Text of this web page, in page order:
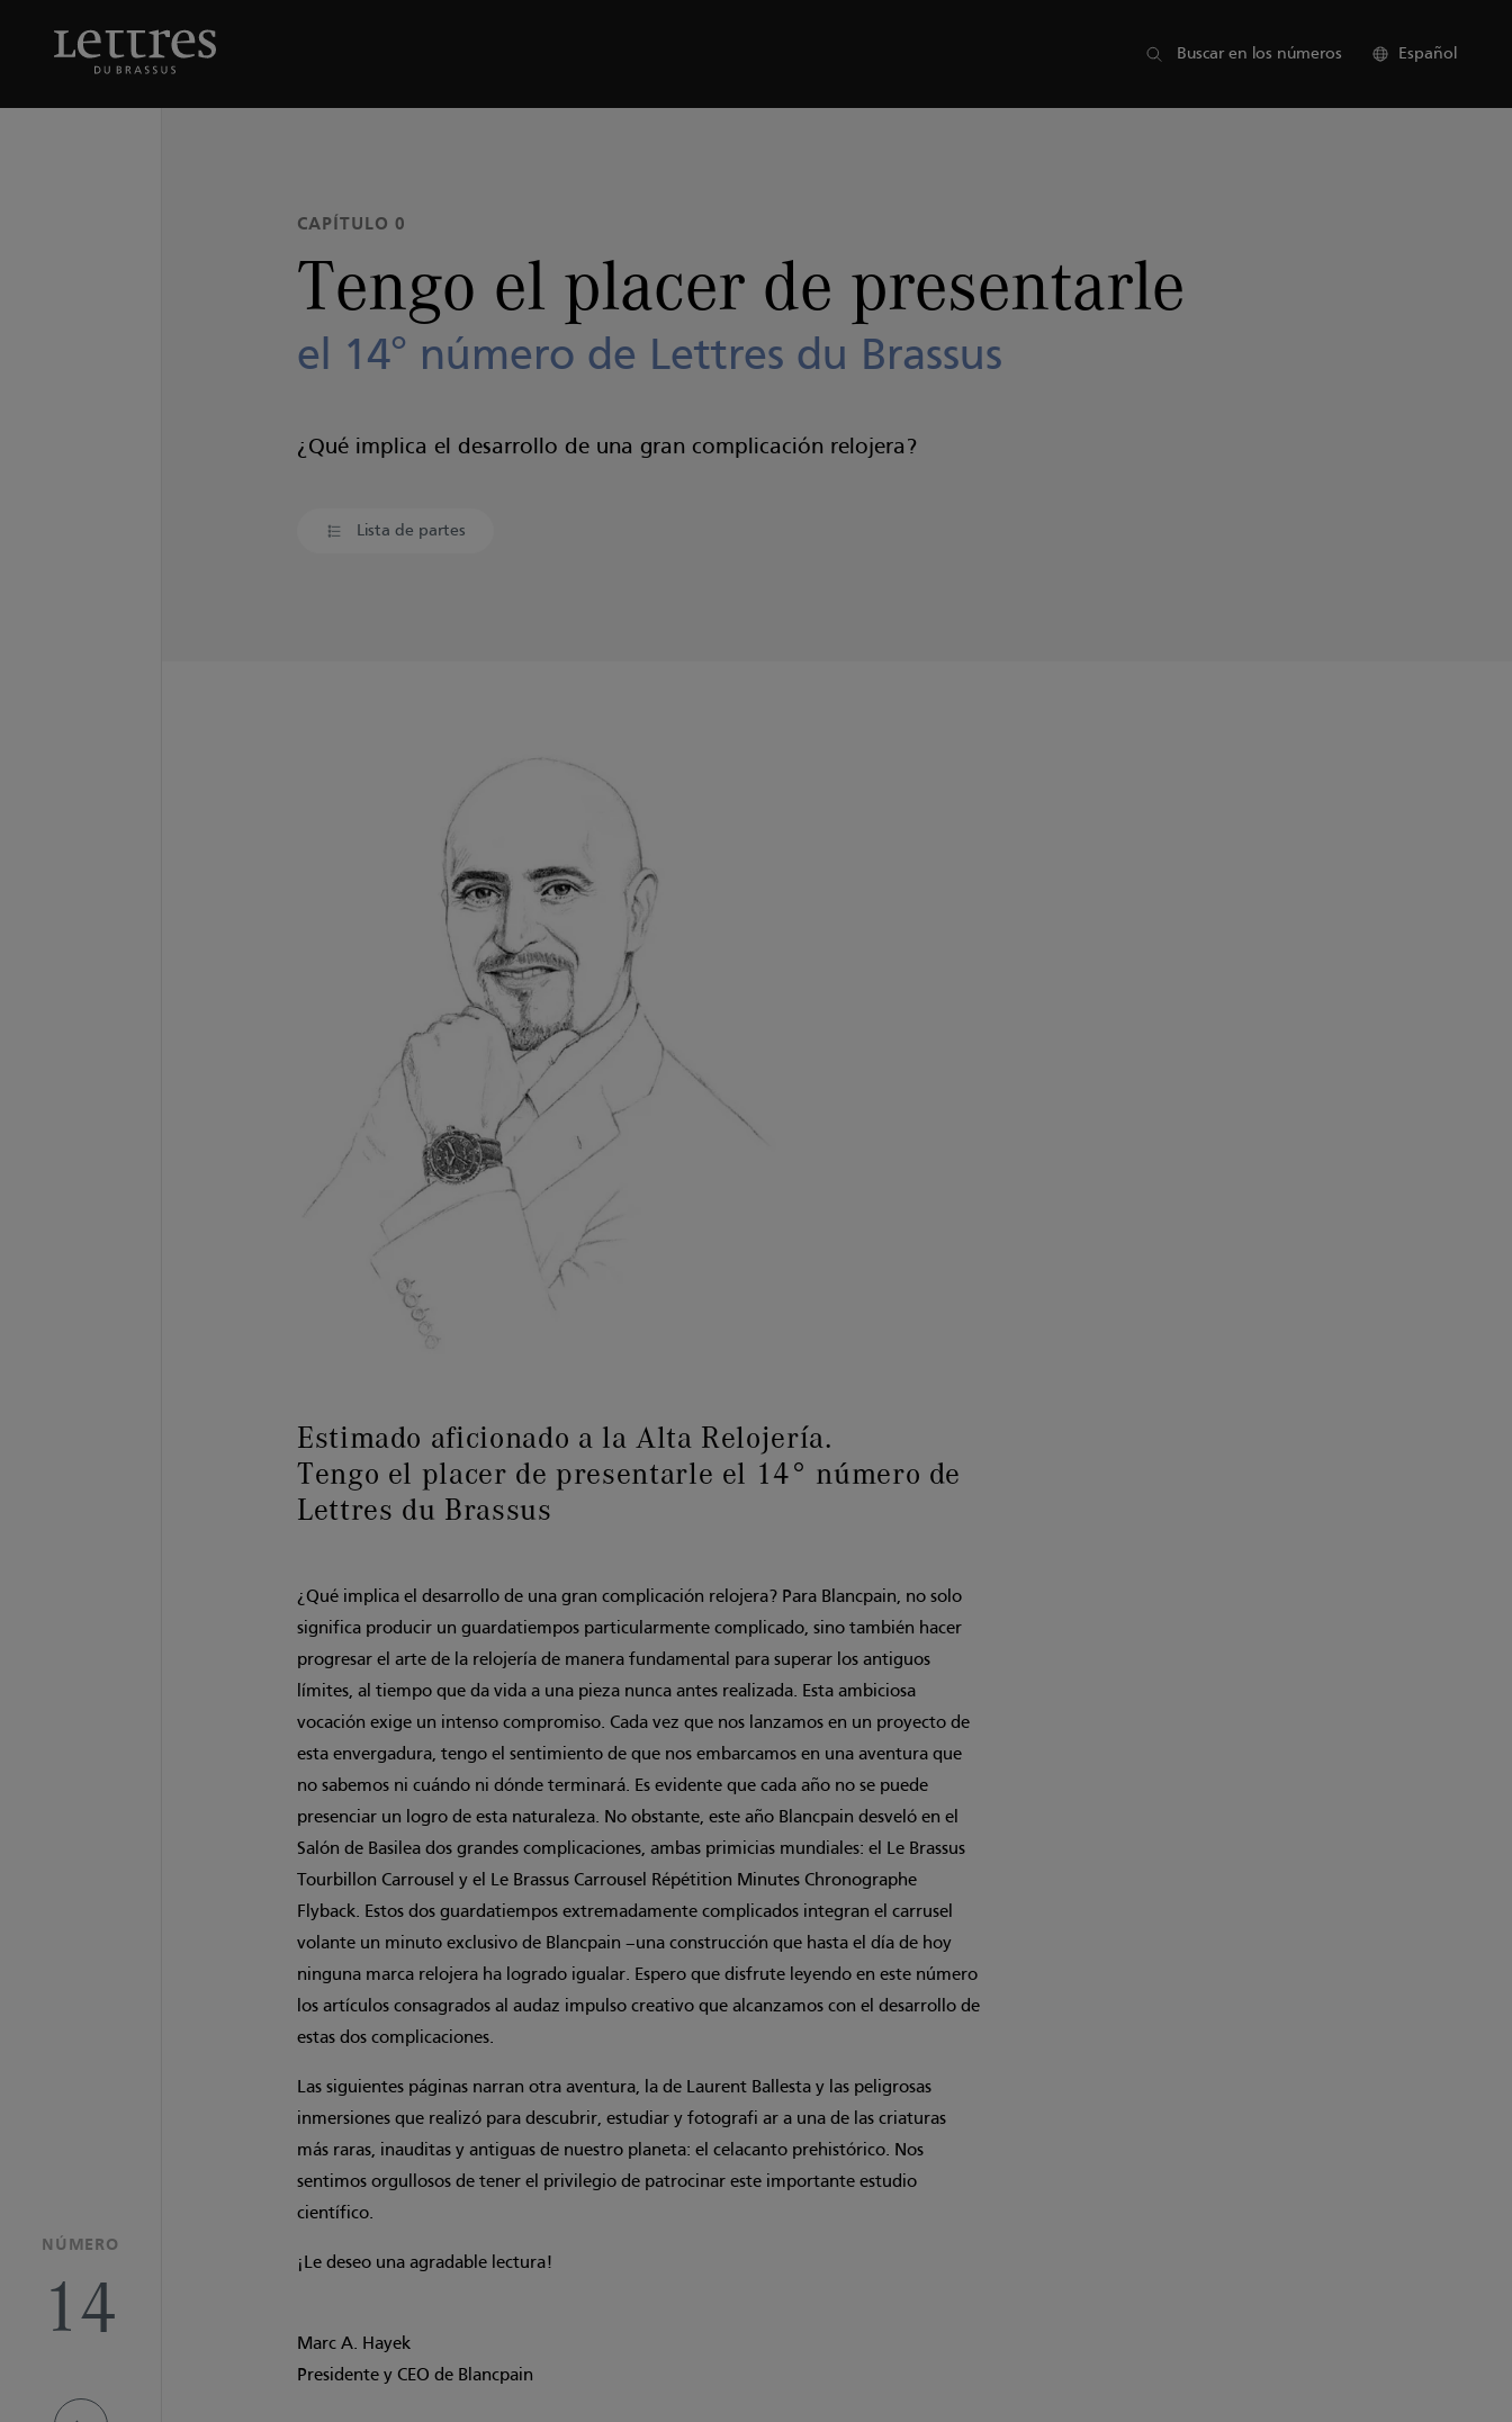
content
Buscar en los números Español
NÚMERO
14
CAPÍTULO 0
Tengo el placer de presentarle
el 14° número de Lettres du Brassus
¿Qué implica el desarrollo de una gran complicación relojera?
Lista de partes
Estimado aficionado a la Alta Relojería.
Tengo el placer de presentarle el 14° número de
Lettres du Brassus
¿Qué implica el desarrollo de una gran complicación relojera? Para Blancpain, no solo
significa producir un guardatiempos particularmente complicado, sino también hacer
progresar el arte de la relojería de manera fundamental para superar los antiguos
límites, al tiempo que da vida a una pieza nunca antes realizada. Esta ambiciosa
vocación exige un intenso compromiso. Cada vez que nos lanzamos en un proyecto de
esta envergadura, tengo el sentimiento de que nos embarcamos en una aventura que
no sabemos ni cuándo ni dónde terminará. Es evidente que cada año no se puede
presenciar un logro de esta naturaleza. No obstante, este año Blancpain desveló en el
Salón de Basilea dos grandes complicaciones, ambas primicias mundiales: el Le Brassus
Tourbillon Carrousel y el Le Brassus Carrousel Répétition Minutes Chronographe
Flyback. Estos dos guardatiempos extremadamente complicados integran el carrusel
volante un minuto exclusivo de Blancpain –una construcción que hasta el día de hoy
ninguna marca relojera ha logrado igualar. Espero que disfrute leyendo en este número
los artículos consagrados al audaz impulso creativo que alcanzamos con el desarrollo de
estas dos complicaciones.
Las siguientes páginas narran otra aventura, la de Laurent Ballesta y las peligrosas
inmersiones que realizó para descubrir, estudiar y fotografi ar a una de las criaturas
más raras, inauditas y antiguas de nuestro planeta: el celacanto prehistórico. Nos
sentimos orgullosos de tener el privilegio de patrocinar este importante estudio
científico.
¡Le deseo una agradable lectura!
Marc A. Hayek
Presidente y CEO de Blancpain